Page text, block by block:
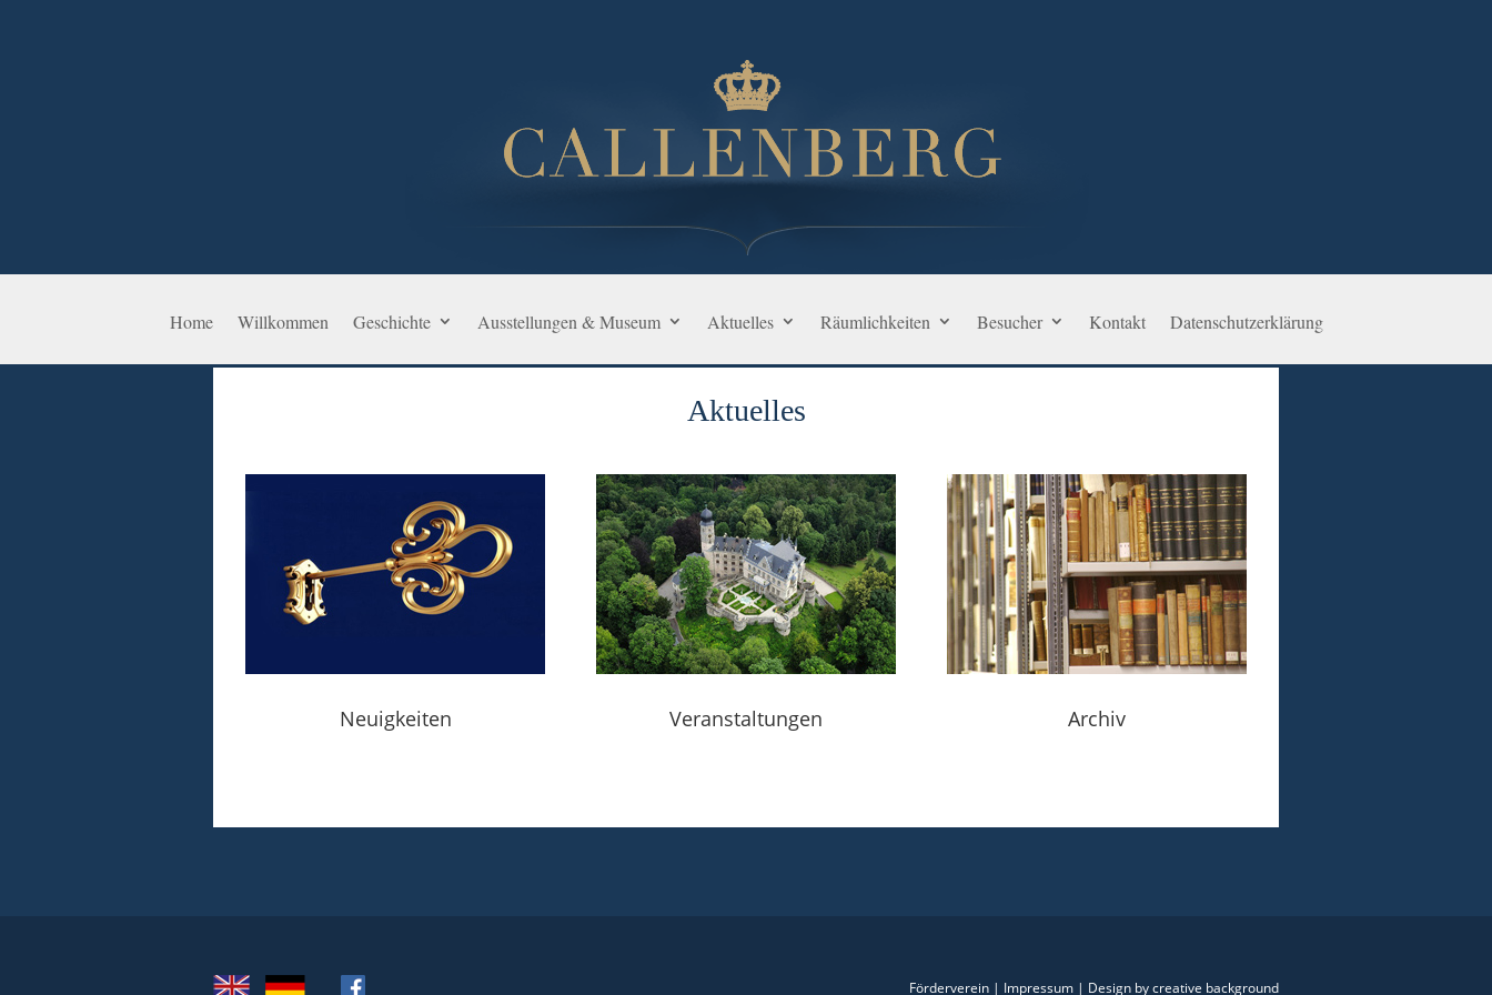
Home Willkommen Geschichte Ausstellungen & Museum Aktuelles Räumlichkeiten Besucher Kontakt Datenschutzerklärung
Aktuelles
Neuigkeiten Veranstaltungen Archiv
Förderverein| Impressum| Design by creative background